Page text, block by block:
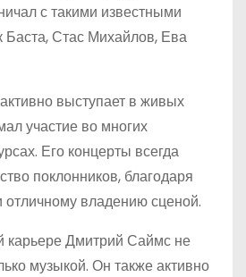
с такими известными
Баста, Стас Михайлов, Ева
выступает в живых
участие во многих
Его концерты всегда
поклонников, благодаря
отличному владению сценой.
карьере Дмитрий Саймс не
музыкой. Он также активно